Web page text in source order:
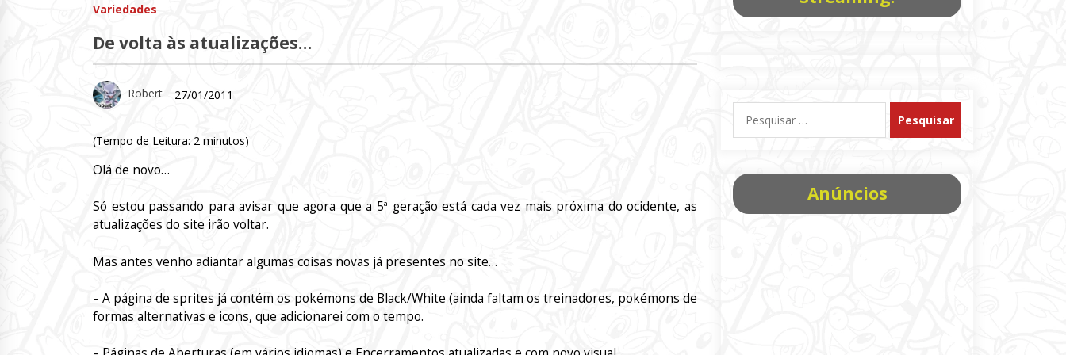
Variedades
De volta às atualizações…
Robert 27/01/2011
(Tempo de Leitura: 2 minutos)
Olá de novo…
Só estou passando para avisar que agora que a 5ª geração está cada vez mais próxima do ocidente, as
atualizações do site irão voltar.
Mas antes venho adiantar algumas coisas novas já presentes no site…
– A página de sprites já contém os pokémons de Black/White (ainda faltam os treinadores, pokémons de
formas alternativas e icons, que adicionarei com o tempo.
por:
Anúncios